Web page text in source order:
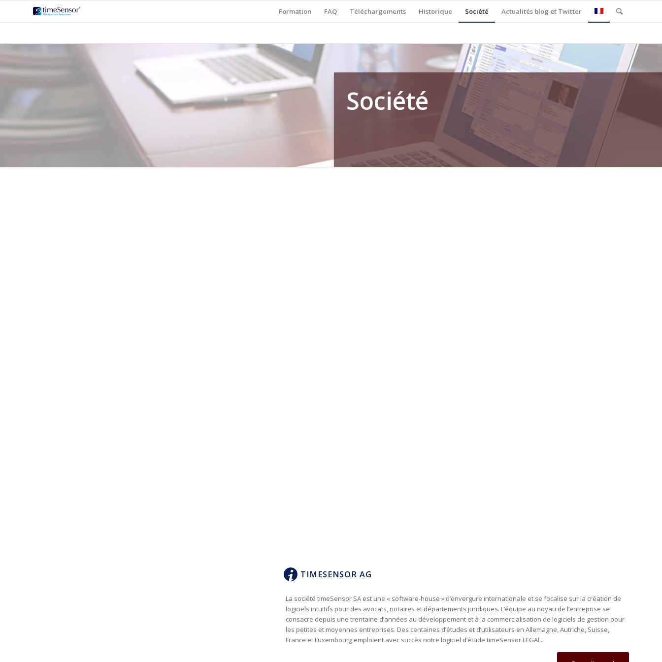
Formation FAQ Téléchargements Historique Société Actualités blog et Twitter
Société
TIMESENSOR AG
La société timeSensor SA est une « software-house » d’envergure internationale et se focalise sur la création de
logiciels intuitifs pour des avocats, notaires et départements juridiques. L’équipe au noyau de l’entreprise se
consacre depuis une trentaine d’années au développement et à la commercialisation de logiciels de gestion pour
les petites et moyennes entreprises. Des centaines d’études et d’utilisateurs en Allemagne, Autriche, Suisse,
France et Luxembourg emploient avec succès notre logiciel d’étude timeSensor LEGAL.